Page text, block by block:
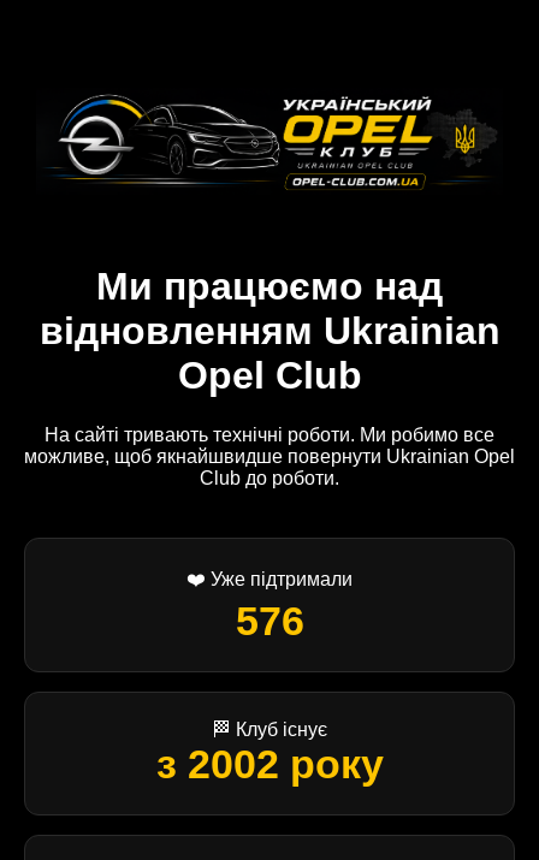
Ми працюємо над
відновленням Ukrainian
Opel Club
На сайті тривають технічні роботи. Ми робимо все
можливе, щоб якнайшвидше повернути Ukrainian Opel
Club до роботи.
❤️ Уже підтримали
576
🏁 Клуб існує
з 2002 року